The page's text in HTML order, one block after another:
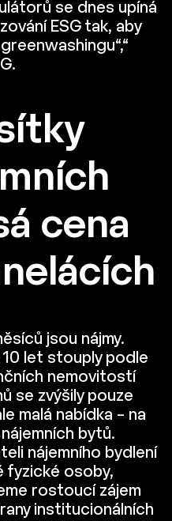
se dnes upíná
ESG tak, aby
cena
jsou nájmy.
let stouply podle
nemovitostí
se zvýšily pouze
malá nabídka – na
bytů.
nájemního bydlení
fyzické osoby,
rostoucí zájem
institucionálních